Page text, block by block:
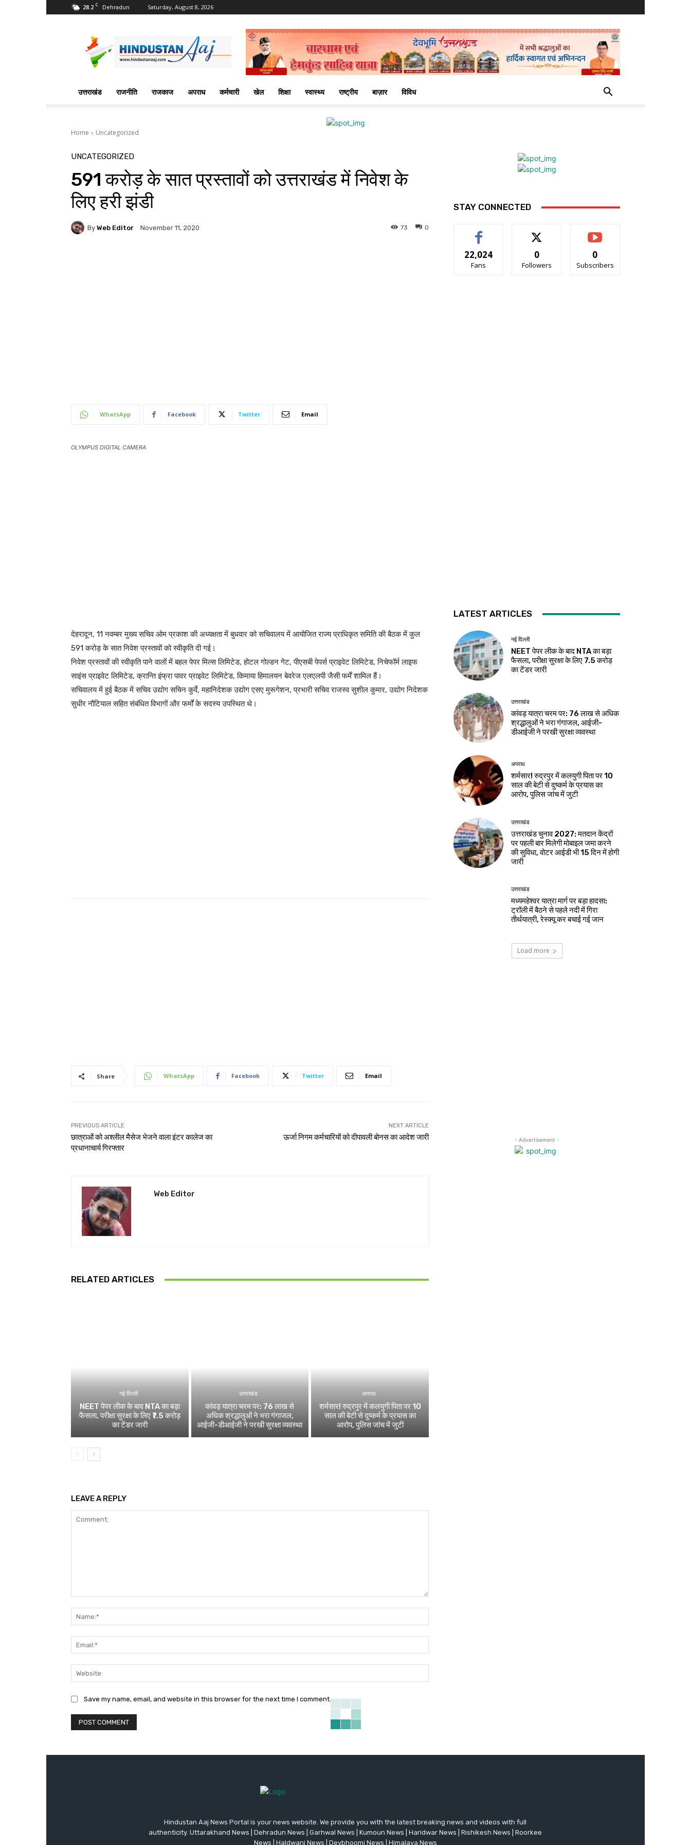
28.2 C Dehradun Saturday, August 8, 2026
Aaj
News
उत्तराखंड राजनीति राजकाज अपराध कर्मचारी खेल शिक्षा स्वास्थ्य राष्ट्रीय बाज़ार विविध
Home Uncategorized
UNCATEGORIZED
591 करोड़ के सात प्रस्तावों को उत्तराखंड में निवेश के
लिए हरी झंडी
By Web Editor November 11, 2020 0
73
WhatsApp Facebook Twitter Email
OLYMPUS DIGITAL CAMERA
देहरादून, 11 नवम्बर मुख्य सचिव ओम प्रकाश की अध्यक्षता में बुधवार को सचिवालय में आयोजित राज्य प्राधिकृत समिति की बैठक में कुल
591 करोड़ के सात निवेश प्रस्तावों को स्वीकृति दी गई।
निवेश प्रस्तावों की स्वीकृति पाने वालों में बहल पेपर मिल्स लिमिटेड, होटल गोल्डन गेट, पीएसबी पेपर्स प्राइवेट लिमिटेड, निचेफॉर्म लाइफ
साइंस प्राइवेट लिमिटेड, क्रान्ति इंफ्रा पावर प्राइवेट लिमिटेड, किमाया हिमालयन बेवरेज एलएलपी जैसी फर्में शामिल हैं।
सचिवालय में हुई बैठक में सचिव उद्योग सचिन कुर्वे, महानिदेशक उद्योग एसए मुरूगेशन, प्रभारी सचिव राजस्व सुशील कुमार, उद्योग निदेशक
सुधीर नौटियाल सहित संबंधित विभागों और फर्मों के सदस्य उपस्थित थे।
Share WhatsApp Facebook Twitter Email
PREVIOUS ARTICLE
छात्राओं को अश्लील मैसेज भेजने वाला इंटर कालेज का
प्रधानाचार्य गिरफ्तार
NEXT ARTICLE
ऊर्जा निगम कर्मचारियों को दीपावली बोनस का आदेश जारी
Web Editor
RELATED ARTICLES
नई दिल्ली
NEET पेपर लीक के बाद NTA का बड़ा
फैसला, परीक्षा सुरक्षा के लिए ₹7.5 करोड़
का टेंडर जारी
उत्तराखंड
कांवड़ यात्रा चरम पर: 76 लाख से
अधिक श्रद्धालुओं ने भरा गंगाजल,
आईजी-डीआईजी ने परखी सुरक्षा व्यवस्था
अपराध
शर्मसार! रुद्रपुर में कलयुगी पिता पर 10
साल की बेटी से दुष्कर्म के प्रयास का
आरोप, पुलिस जांच में जुटी
LEAVE A REPLY
Save my name, email, and website in this browser for the next time I comment.
STAY CONNECTED
22,024
Fans
0
Followers
0
Subscribers
LATEST ARTICLES
नई दिल्ली
NEET पेपर लीक के बाद NTA का बड़ा
फैसला, परीक्षा सुरक्षा के लिए ₹7.5 करोड़
का टेंडर जारी
उत्तराखंड
कांवड़ यात्रा चरम पर: 76 लाख से अधिक
श्रद्धालुओं ने भरा गंगाजल, आईजी-
डीआईजी ने परखी सुरक्षा व्यवस्था
अपराध
शर्मसार! रुद्रपुर में कलयुगी पिता पर 10
साल की बेटी से दुष्कर्म के प्रयास का
आरोप, पुलिस जांच में जुटी
उत्तराखंड
उत्तराखंड चुनाव 2027: मतदान केंद्रों
पर पहली बार मिलेगी मोबाइल जमा करने
की सुविधा, वोटर आईडी भी 15 दिन में होगी
जारी
उत्तराखंड
मध्यमहेश्वर यात्रा मार्ग पर बड़ा हादसा:
ट्रॉली में बैठने से पहले नदी में गिरा
तीर्थयात्री, रेस्क्यू कर बचाई गई जान
Load more
- Advertisement -
Hindustan Aaj News Portal is your news website. We provide you with the latest breaking news and videos with full
authenticity. Uttarakhand News | Dehradun News | Garhwal News | Kumoun News | Haridwar News | Rishikesh News | Roorkee
News | Haldwani News | Devbhoomi News | Himalaya News